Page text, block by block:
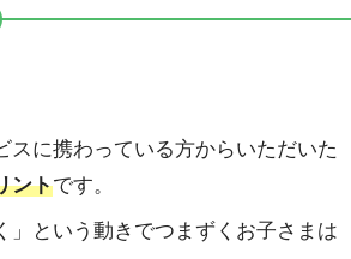
スに携わっている方からいただいた
ントです。
という動きでつまずくお子さまは